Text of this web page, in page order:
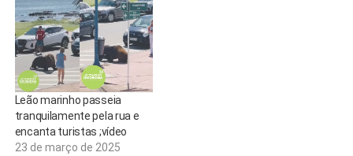
Leão marinho passeia
tranquilamente pela rua e
encanta turistas ;vídeo
23 de março de 2025